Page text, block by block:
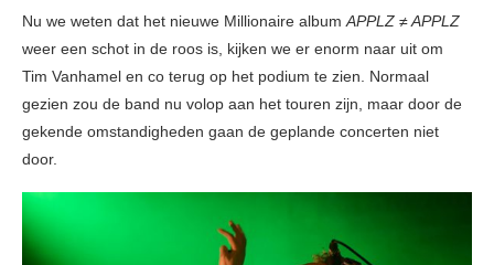
Nu we weten dat het nieuwe Millionaire albumAPPLZ ≠ APPLZ
weer een schot in de roos is, kijken we er enorm naar uit om
Tim Vanhamel en co terug op het podium te zien. Normaal
gezien zou de band nu volop aan het touren zijn, maar door de
gekende omstandigheden gaan de geplande concerten niet
door.